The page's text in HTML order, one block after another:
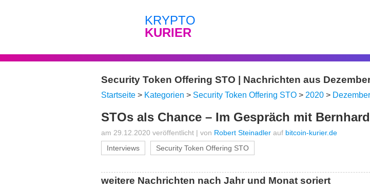
KRYPTO
KURIER
Security Token Offering STO | Nachrichten aus
Startseite > Kategorien > Security Token Offering STO > 2020 > Dezember
STOs als Chance – Im Gespräch mit
am 29.12.2020 veröffentlicht | von Robert Steinadler auf bitcoin-kurier.de
Interviews
Security Token Offering STO
weitere Nachrichten nach Jahr und Monat soriert